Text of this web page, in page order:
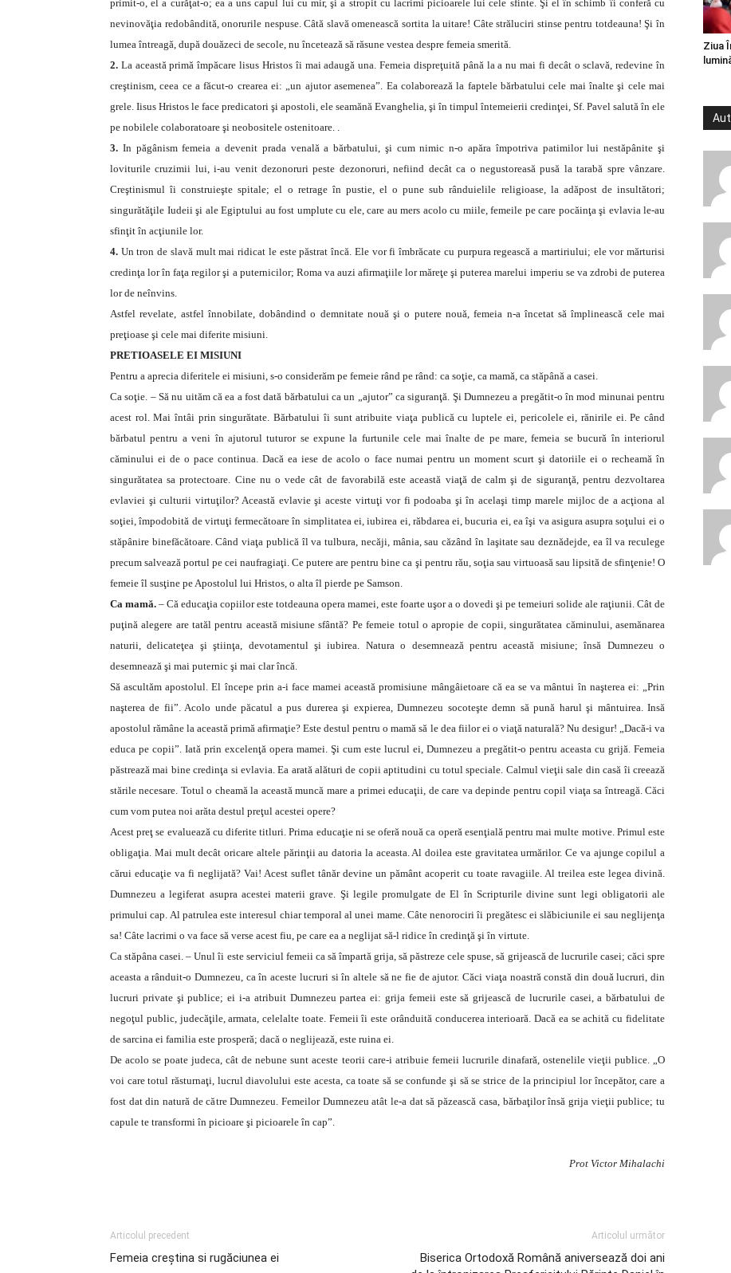
primit-o, el a curăţat-o; ea a uns capul lui cu mir, şi a stropit cu lacrimi picioarele lui cele sfinte. Şi el în schimb îi conferă cu
nevinovăţia redobândită, onorurile nespuse. Câtă slavă omenească sortita la uitare! Câte străluciri stinse pentru totdeauna! Şi în
lumea întreagă, după douăzeci de secole, nu încetează să răsune vestea despre femeia smerită.
2. La această primă împăcare lisus Hristos îi mai adaugă una. Femeia dispreţuită până la a nu mai fi decât o sclavă, redevine în
creştinism, ceea ce a făcut-o crearea ei: „un ajutor asemenea”. Ea colaborează la faptele bărbatului cele mai înalte şi cele mai
grele. Iisus Hristos le face predicatori şi apostoli, ele seamănă Evanghelia, şi în timpul întemeierii credinţei, Sf. Pavel salută în ele
pe nobilele colaboratoare şi neobositele ostenitoare. .
3. In păgânism femeia a devenit prada venală a bărbatului, şi cum nimic n-o apăra împotriva patimilor lui nestăpânite şi
loviturile cruzimii lui, i-au venit dezonoruri peste dezonoruri, nefiind decât ca o negustoreasă pusă la tarabă spre vânzare.
Creştinismul îi construieşte spitale; el o retrage în pustie, el o pune sub rânduielile religioase, la adăpost de insultători;
singurătăţile Iudeii şi ale Egiptului au fost umplute cu ele, care au mers acolo cu miile, femeile pe care pocăinţa şi evlavia le-au
sfinţit în acţiunile lor.
4. Un tron de slavă mult mai ridicat le este păstrat încă. Ele vor fi îmbrăcate cu purpura regească a martiriului; ele vor mărturisi
credinţa lor în faţa regilor şi a puternicilor; Roma va auzi afirmaţiile lor măreţe şi puterea marelui imperiu se va zdrobi de puterea
lor de neînvins.
Astfel revelate, astfel înnobilate, dobândind o demnitate nouă şi o putere nouă, femeia n-a încetat să împlinească cele mai
preţioase şi cele mai diferite misiuni.
PRETIOASELE EI MISIUNI
Pentru a aprecia diferitele ei misiuni, s-o considerăm pe femeie rând pe rând: ca soţie, ca mamă, ca stăpână a casei.
Ca soţie. – Să nu uităm că ea a fost dată bărbatului ca un „ajutor” ca siguranţă. Şi Dumnezeu a pregătit-o în mod minunai pentru
acest rol. Mai întâi prin singurătate. Bărbatului îi sunt atribuite viaţa publică cu luptele ei, pericolele ei, rănirile ei. Pe când
bărbatul pentru a veni în ajutorul tuturor se expune la furtunile cele mai înalte de pe mare, femeia se bucură în interiorul
căminului ei de o pace continua. Dacă ea iese de acolo o face numai pentru un moment scurt şi datoriile ei o recheamă în
singurătatea sa protectoare. Cine nu o vede cât de favorabilă este această viaţă de calm şi de siguranţă, pentru dezvoltarea
evlaviei şi culturii virtuţilor? Această evlavie şi aceste virtuţi vor fi podoaba şi în acelaşi timp marele mijloc de a acţiona al
soţiei, împodobită de virtuţi fermecătoare în simplitatea ei, iubirea ei, răbdarea ei, bucuria ei, ea îşi va asigura asupra soţului ei o
stăpânire binefăcătoare. Când viaţa publică îl va tulbura, necăji, mânia, sau căzând în laşitate sau deznădejde, ea îl va reculege
precum salvează portul pe cei naufragiaţi. Ce putere are pentru bine ca şi pentru rău, soţia sau virtuoasă sau lipsită de sfinţenie! O
femeie îl susţine pe Apostolul lui Hristos, o alta îl pierde pe Samson.
Ca mamă. – Că educaţia copiilor este totdeauna opera mamei, este foarte uşor a o dovedi şi pe temeiuri solide ale raţiunii. Cât de
puţină alegere are tatăl pentru această misiune sfântă? Pe femeie totul o apropie de copii, singurătatea căminului, asemănarea
naturii, delicateţea şi ştiinţa, devotamentul şi iubirea. Natura o desemnează pentru această misiune; însă Dumnezeu o
desemnează şi mai puternic şi mai clar încă.
Să ascultăm apostolul. El începe prin a-i face mamei această promisiune mângâietoare că ea se va mântui în naşterea ei: „Prin
naşterea de fii”. Acolo unde păcatul a pus durerea şi expierea, Dumnezeu socoteşte demn să pună harul şi mântuirea. Insă
apostolul rămâne la această primă afirmaţie? Este destul pentru o mamă să le dea fiilor ei o viaţă naturală? Nu desigur! „Dacă-i va
educa pe copii”. Iată prin excelenţă opera mamei. Şi cum este lucrul ei, Dumnezeu a pregătit-o pentru aceasta cu grijă. Femeia
păstrează mai bine credinţa si evlavia. Ea arată alături de copii aptitudini cu totul speciale. Calmul vieţii sale din casă îi creează
stările necesare. Totul o cheamă la această muncă mare a primei educaţii, de care va depinde pentru copil viaţa sa întreagă. Căci
cum vom putea noi arăta destul preţul acestei opere?
Acest preţ se evaluează cu diferite titluri. Prima educaţie ni se oferă nouă ca operă esenţială pentru mai multe motive. Primul este
obligaţia. Mai mult decât oricare altele părinţii au datoria la aceasta. Al doilea este gravitatea urmărilor. Ce va ajunge copilul a
cărui educaţie va fi neglijată? Vai! Acest suflet tânăr devine un pământ acoperit cu toate ravagiile. Al treilea este legea divină.
Dumnezeu a legiferat asupra acestei materii grave. Şi legile promulgate de El în Scripturile divine sunt legi obligatorii ale
primului cap. Al patrulea este interesul chiar temporal al unei mame. Câte nenorociri îi pregătesc ei slăbiciunile ei sau neglijenţa
sa! Câte lacrimi o va face să verse acest fiu, pe care ea a neglijat să-l ridice în credinţă şi în virtute.
Ca stăpâna casei. – Unul îi este serviciul femeii ca să împartă grija, să păstreze cele spuse, să grijească de lucrurile casei; căci spre
aceasta a rânduit-o Dumnezeu, ca în aceste lucruri si în altele să ne fie de ajutor. Căci viaţa noastră constă din două lucruri, din
lucruri private şi publice; ei i-a atribuit Dumnezeu partea ei: grija femeii este să grijească de lucrurile casei, a bărbatului de
negoţul public, judecăţile, armata, celelalte toate. Femeii îi este orânduită conducerea interioară. Dacă ea se achită cu fidelitate
de sarcina ei familia este prosperă; dacă o neglijează, este ruina ei.
De acolo se poate judeca, cât de nebune sunt aceste teorii care-i atribuie femeii lucrurile dinafară, ostenelile vieţii publice. „O
voi care totul răsturnaţi, lucrul diavolului este acesta, ca toate să se confunde şi să se strice de la principiul lor începător, care a
fost dat din natură de către Dumnezeu. Femeilor Dumnezeu atât le-a dat să păzească casa, bărbaţilor însă grija vieţii publice; tu
capule te transformi în picioare şi picioarele în cap”.
Prot Victor Mihalachi
Articolul precedent
Femeia creştina si rugăciunea ei
Articolul următor
Biserica Ortodoxă Română aniversează doi ani
Ziua